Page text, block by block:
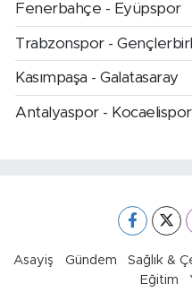
Fenerbahçe - Eyüpspor
Trabzonspor -
Kasımpaşa - Galatasaray
Antalyaspor - Kocaelispor
Asayiş Gündem Sağlık &
Eğitim